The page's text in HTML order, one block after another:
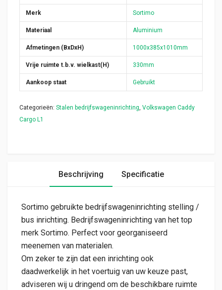
Merk Sortimo
Materiaal Aluminium
Afmetingen (BxDxH) 1000x385x1010mm
Vrije ruimte t.b.v. wielkast(H) 330mm
Aankoop staat Gebruikt
Categorieën: Stalen bedrijfswageninrichting, Volkswagen Caddy
Cargo L1
Beschrijving Specificatie
Sortimo gebruikte bedrijfswageninrichting stelling /
bus inrichting. Bedrijfswageninrichting van het top
merk Sortimo. Perfect voor georganiseerd
meenemen van materialen.
Om zeker te zijn dat een inrichting ook
daadwerkelijk in het voertuig van uw keuze past,
adviseren wij u dringend om de beschikbare ruimte